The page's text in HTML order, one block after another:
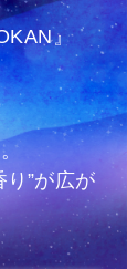
』
”が広が